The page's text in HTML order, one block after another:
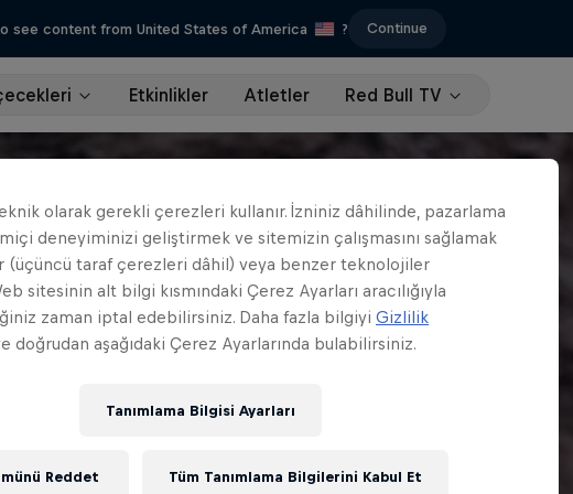
see content from United States of America ? Continue
Etkinlikler Atletler Red Bull TV
olarak gerekli çerezleri kullanır. İzniniz dâhilinde, pazarlama
deneyiminizi geliştirmek ve sitemizin çalışmasını sağlamak
(üçüncü taraf çerezleri dâhil) veya benzer teknolojiler
sitesinin alt bilgi kısmındaki Çerez Ayarları aracılığıyla
zaman iptal edebilirsiniz. Daha fazla bilgiyi Gizlilik
doğrudan aşağıdaki Çerez Ayarlarında bulabilirsiniz.
Tanımlama Bilgisi Ayarları
Reddet Tüm Tanımlama Bilgilerini Kabul Et